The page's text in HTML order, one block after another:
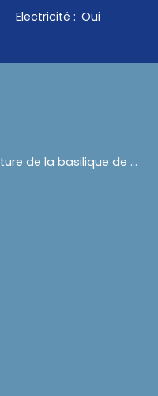
Electricité : Oui
plus lots à 500 m de la cloture de la basilique de yamoussoukro